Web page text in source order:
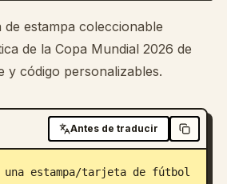
estampa coleccionable
de la Copa Mundial 2026 de
y código personalizables.
Antes de traducir
estampa/tarjeta de fútbol